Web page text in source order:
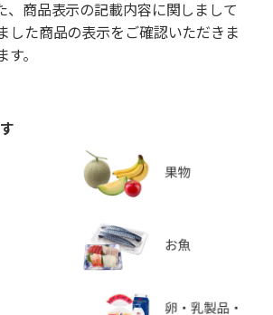
、商品表示の記載内容に関しまして
した商品の表示をご確認いただきま
。